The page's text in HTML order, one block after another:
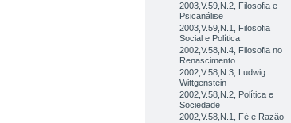
2003,V.59,N.2, Filosofia e
Psicanálise
2003,V.59,N.1, Filosofia
Social e Política
2002,V.58,N.4, Filosofia no
Renascimento
2002,V.58,N.3, Ludwig
Wittgenstein
2002,V.58,N.2, Política e
Sociedade
2002,V.58,N.1, Fé e Razão